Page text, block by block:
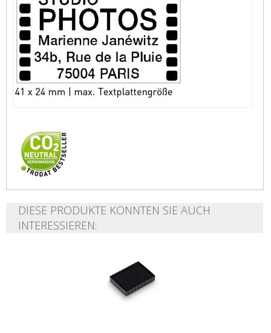
DIESE PRODUKTE KÖNNTEN SIE AUCH
INTERESSIEREN: